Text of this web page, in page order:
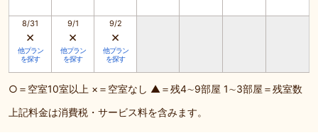
8/31
×
他プラン
を探す
9/1
×
他プラン
を探す
9/2
×
他プラン
を探す
○＝空室10室以上 ×＝空室なし ▲＝残4∼9部屋 1∼3部屋＝残室数
上記料金は消費税・サービス料を含みます。